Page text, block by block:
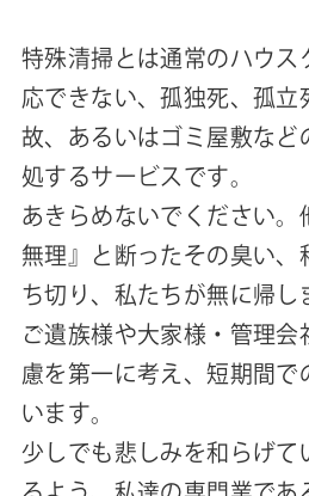
特殊清掃とは通常のハウス
応できない、孤独死、孤立
故、あるいはゴミ屋敷など
処するサービスです。
あきらめないでください。
無理』と断ったその臭い、
ち切り、私たちが無に帰し
ご遺族様や大家様・管理会
慮を第一に考え、短期間で
います。
少しでも悲しみを和らげて
るよう、私達の専門業であ